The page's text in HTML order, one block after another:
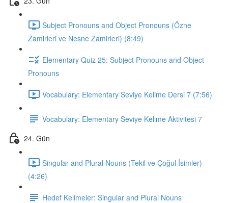
Subject Pronouns and Object Pronouns (Özne
Zamirleri ve Nesne Zamirleri) (8:49)
Elementary Quiz 25: Subject Pronouns and Object
Pronouns
Vocabulary: Elementary Seviye Kelime Dersi 7 (7:56)
Vocabulary: Elementary Seviye Kelime Aktivitesi 7
24. Gün
Singular and Plural Nouns (Tekil ve Çoğul İsimler)
(4:26)
Hedef Kelimeler: Singular and Plural Nouns